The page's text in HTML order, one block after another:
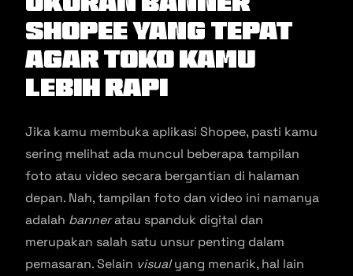
Shopee Yang Tepat
Agar Toko Kamu
Lebih Rapi
Jika kamu membuka aplikasi Shopee, pasti kamu
sering melihat ada muncul beberapa tampilan
foto atau video secara bergantian di halaman
depan. Nah, tampilan foto dan video ini namanya
adalah banneratau spanduk digital dan
merupakan salah satu unsur penting dalam
pemasaran. Selain visualyang menarik, hal lain